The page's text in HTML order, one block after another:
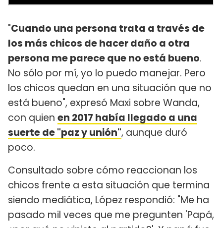
"Cuando una persona trata a través de
los más chicos de hacer daño a otra
persona me parece que no está bueno.
No sólo por mí, yo lo puedo manejar. Pero
los chicos quedan en una situación que no
está bueno", expresó Maxi sobre Wanda,
con quien en 2017 había llegado a una
suerte de "paz y unión", aunque duró
poco.
Consultado sobre cómo reaccionan los
chicos frente a esta situación que termina
siendo mediática, López respondió: "Me ha
pasado mil veces que me pregunten 'Papá,